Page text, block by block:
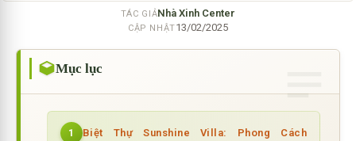
TÁC GIẢNhà Xinh Center
CẬP NHẬT13/02/2025
Mục lục
1
Biệt Thự Sunshine Villa: Phong Cách